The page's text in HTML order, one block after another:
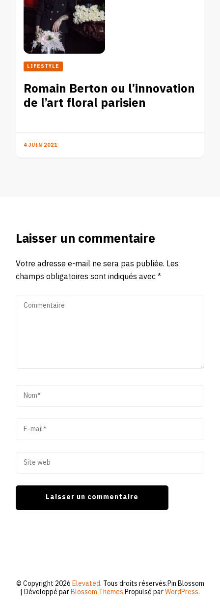
LIFESTYLE
Romain Berton ou l’innovation
de l’art floral parisien
4 JUIN 2021
Laisser un commentaire
Votre adresse e-mail ne sera pas publiée. Les
champs obligatoires sont indiqués avec*
© Copyright 2026Elevated. Tous droits réservés.Pin Blossom
| Développé parBlossom Themes.Propulsé parWordPress.